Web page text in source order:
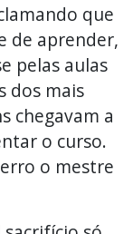
que
de aprender,
pelas aulas
dos mais
chegavam a
o curso.
o mestre